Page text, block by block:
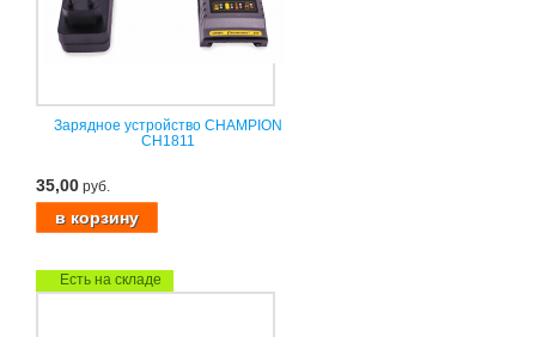
Зарядное устройство CHAMPION
CH1811
35,00 руб.
Есть на складе